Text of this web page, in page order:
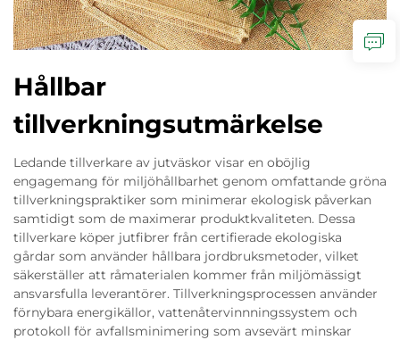
Hållbar
tillverkningsutmärkelse
Ledande tillverkare av jutväskor visar en oböjlig
engagemang för miljöhållbarhet genom omfattande gröna
tillverkningspraktiker som minimerar ekologisk påverkan
samtidigt som de maximerar produktkvaliteten. Dessa
tillverkare köper jutfibrer från certifierade ekologiska
gårdar som använder hållbara jordbruksmetoder, vilket
säkerställer att råmaterialen kommer från miljömässigt
ansvarsfulla leverantörer. Tillverkningsprocessen använder
förnybara energikällor, vattenåtervinnningssystem och
protokoll för avfallsminimering som avsevärt minskar